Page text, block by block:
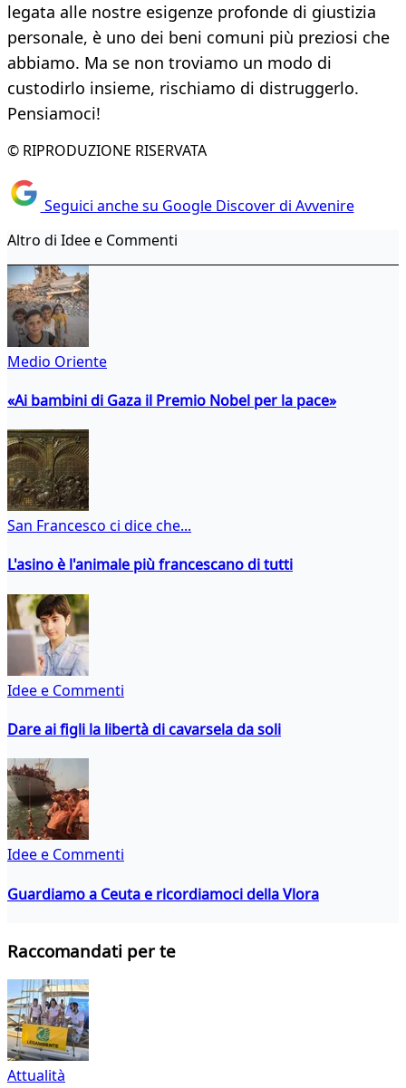
legata alle nostre esigenze profonde di giustizia
personale, è uno dei beni comuni più preziosi che
abbiamo. Ma se non troviamo un modo di
custodirlo insieme, rischiamo di distruggerlo.
Pensiamoci!
© RIPRODUZIONE RISERVATA
Seguici anche su Google Discover di Avvenire
Altro di Idee e Commenti
Medio Oriente
«Ai bambini di Gaza il Premio Nobel per la pace»
San Francesco ci dice che...
L'asino è l'animale più francescano di tutti
Idee e Commenti
Dare ai figli la libertà di cavarsela da soli
Idee e Commenti
Guardiamo a Ceuta e ricordiamoci della Vlora
Raccomandati per te
Attualità